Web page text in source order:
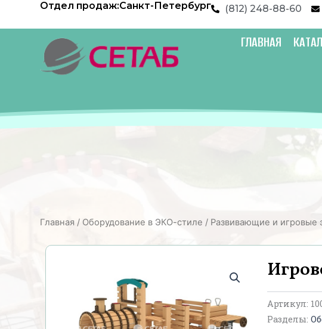
содержимому
Отдел продаж:Санкт-Петербург (812) 248-88-60
ГЛАВНАЯ
Главная / Оборудование в ЭКО-стиле / Развивающие и игровые
Артикул:
Разделы: